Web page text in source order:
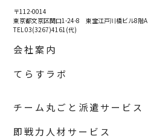
〒112-0014
東京都文京区関口1-24-8 東宝江戸川橋ビル8階A
TEL 03(3267)4161(代)
会社案内
てらすラボ
チーム丸ごと派遣サービス
即戦力人材サービス